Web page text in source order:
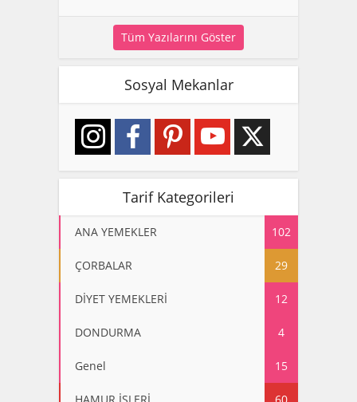
Tüm Yazılarını Göster
Sosyal Mekanlar
Tarif Kategorileri
ANA YEMEKLER 102
ÇORBALAR 29
DİYET YEMEKLERİ 12
DONDURMA 4
Genel 15